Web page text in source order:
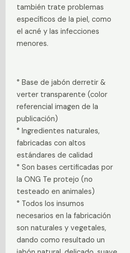
también trate problemas
específicos de la piel, como
el acné y las infecciones
menores.
° Base de jabón derretir &
verter transparente (color
referencial imagen de la
publicación)
° Ingredientes naturales,
fabricadas con altos
estándares de calidad
° Son bases certificadas por
la ONG Te protejo (no
testeado en animales)
° Todos los insumos
necesarios en la fabricación
son naturales y vegetales,
dando como resultado un